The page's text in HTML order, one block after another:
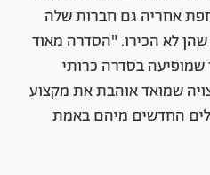
אחריה גם חברות שלה
לא הכירו. "הסדרה מאוד
שמופיעה בסדרה כרותי
שמואד אוהבת את מקצוע
החדשים מיהם באמת